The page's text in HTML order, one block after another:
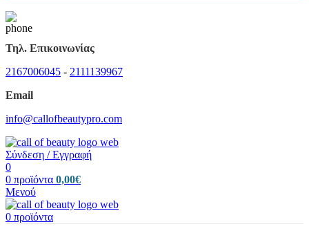
Τηλ. Επικοινωνίας
2167006045 - 2111139967
Email
info@callofbeautypro.com
Σύνδεση / Εγγραφή
0
0 προϊόντα 0,00€
Μενού
0 προϊόντα